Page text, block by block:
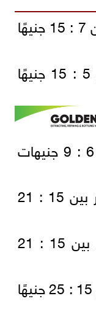
تراوحت أسعار جريب فروت من 7 : 15 جنيهًا
وتراوح سعر ليمون بلدي من 5 : 15 جنيهًا
وصل سعر ليمون أضاليا إلى 6 : 9 جنيهات
ووصل سعر عنب بناتي اصفر بين 15 : 21
ووصل سعر عنب بناتي أحمر بين 15 : 21
ووصل سعر عنب كرمسن بين 15 : 25 جنيهًا